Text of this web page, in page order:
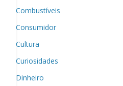
Combustíveis
Consumidor
Cultura
Curiosidades
Dinheiro